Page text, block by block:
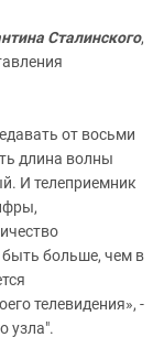
Сталинского,
от восьми
длина волны
И телеприемник
больше, чем в
телевидения», -
узла".